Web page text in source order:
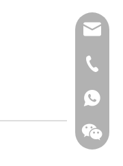
(86)
86-